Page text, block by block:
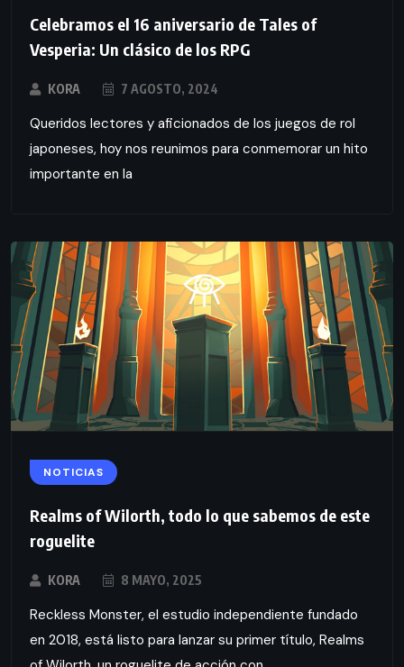
Celebramos el 16 aniversario de Tales of
Vesperia: Un clásico de los RPG
KORA 7 AGOSTO, 2024
Queridos lectores y aficionados de los juegos de rol
japoneses, hoy nos reunimos para conmemorar un hito
importante en la
NOTICIAS
Realms of Wilorth, todo lo que sabemos de este
roguelite
KORA 8 MAYO, 2025
Reckless Monster, el estudio independiente fundado
en 2018, está listo para lanzar su primer título, Realms